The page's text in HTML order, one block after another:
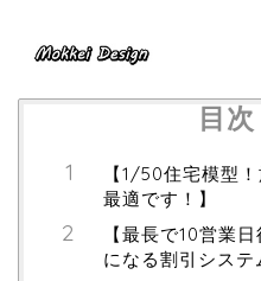
目次
【1/50住宅模型
最適です！】
【最長で10営業
になる割引システ